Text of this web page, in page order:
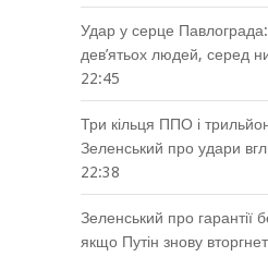
Удар у серце
дев’ятьох людей, серед
22:45
Три кільця ППО і трильйон
Зеленський про удари
22:38
Зеленський про гарантії
якщо Путін знову